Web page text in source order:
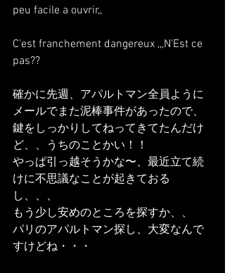
peu facile a ouvrir,,
C'est franchement dangereux ,,,N'Est ce
pas??
確かに先週、アパルトマン全員ように
メールでまた泥棒事件があったので、
鍵をしっかりしてねってきてたんだけ
ど、、うちのことかい！！
やっぱ引っ越そうかな〜、最近立て続
けに不思議なことが起きておる
し、、、
もう少し安めのところを探すか、、
パリのアパルトマン探し、大変なんで
すけどね・・・